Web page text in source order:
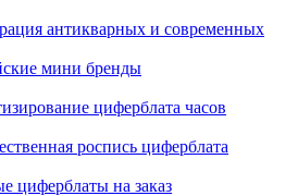
антикварных и современных
мини бренды
циферблата часов
роспись циферблата
циферблаты на заказ